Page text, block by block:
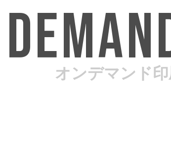
オンデマンド